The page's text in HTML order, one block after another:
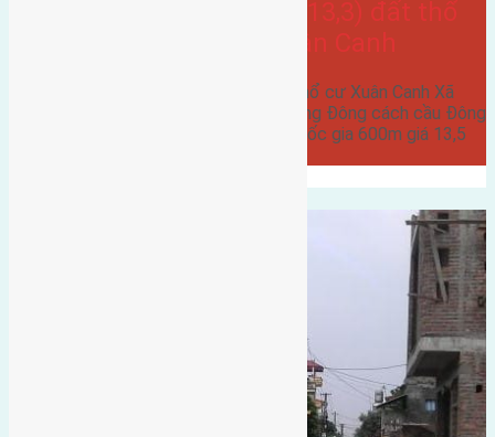
Cần bán 46,7m2 (3,5×13,3) đất thổ
cư Xuân Canh Xã Xuân Canh
Cần bán 46,7m2 (3,5x13,3) đất thổ cư Xuân Canh Xã
Xuân Canh đường rộng 2,5m hướng Đông cách cầu Đông
Trù 2km cách hội trợ triển lãm quốc gia 600m giá 13,5